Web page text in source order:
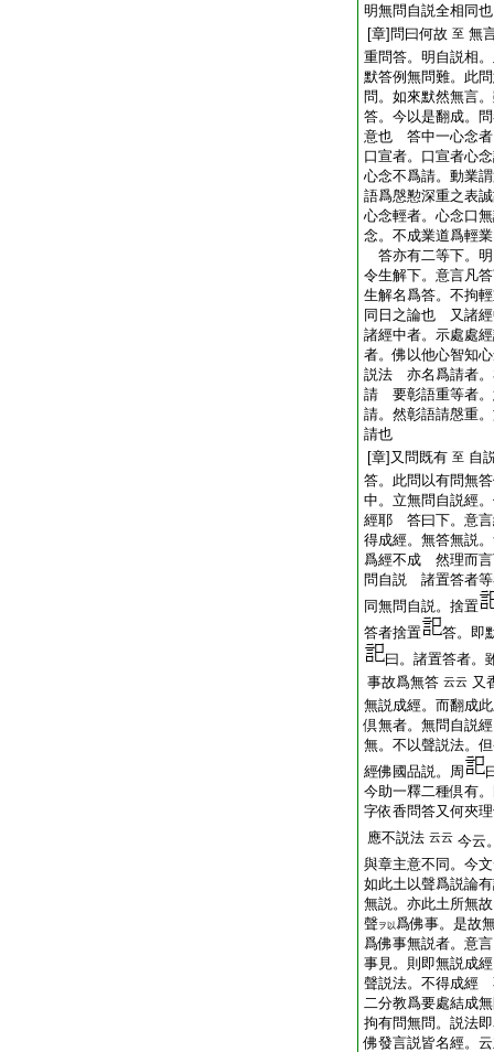
明無問自説全相同也
[章]問曰何故 至 無
重問答。明自説相
默答例無問難。此
問。如來默然無言
答。今以是翻成。
意也 答中一心念
口宣者。口宣者心
心念不爲請。動業
語爲慇懃深重之表
心念輕者。心念口
念。不成業道爲輕
答亦有二等下。
令生解下。意言凡
生解名爲答。不拘
同日之論也 又諸經
諸經中者。示處處
者。佛以他心智知
説法 亦名爲請者。
請 要彰語重等者。
請。然彰語請慇重
請也
[章]又問既有 至 自
答。此問以有問無
中。立無問自説經
經耶 答曰下。意言
得成經。無答無説
爲經不成 然理而言
問自説 諸置答者等
同無問自説。捨置
答者捨置
答。即
曰。諸置答者。
事故爲無答 云云 又
無説成經。而翻成
倶無者。無問自説
無。不以聲説法。
經佛國品説。周
今助一釋二種倶有
字依香問答又何夾
應不説法 云云 今云
與章主意不同。今
如此土以聲爲説論
無説。亦此土所無
聲ヲ以爲佛事。是故
爲佛事無説者。意
事見。則即無説成
聲説法。不得成經
二分教爲要處結成
拘有問無問。説法
佛發言説皆名經。